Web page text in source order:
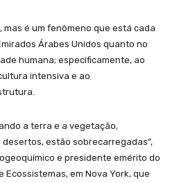
é um fenômeno que está cada
Árabes Unidos quanto no
humana; especificamente, ao
intensiva e ao
a terra e a vegetação,
estão sobrecarregadas”,
e presidente emérito do
em Nova York, que